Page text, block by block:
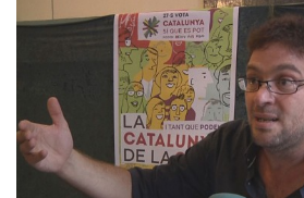
La Banqueta
Transmissions Esportives
Vídeos
Graella